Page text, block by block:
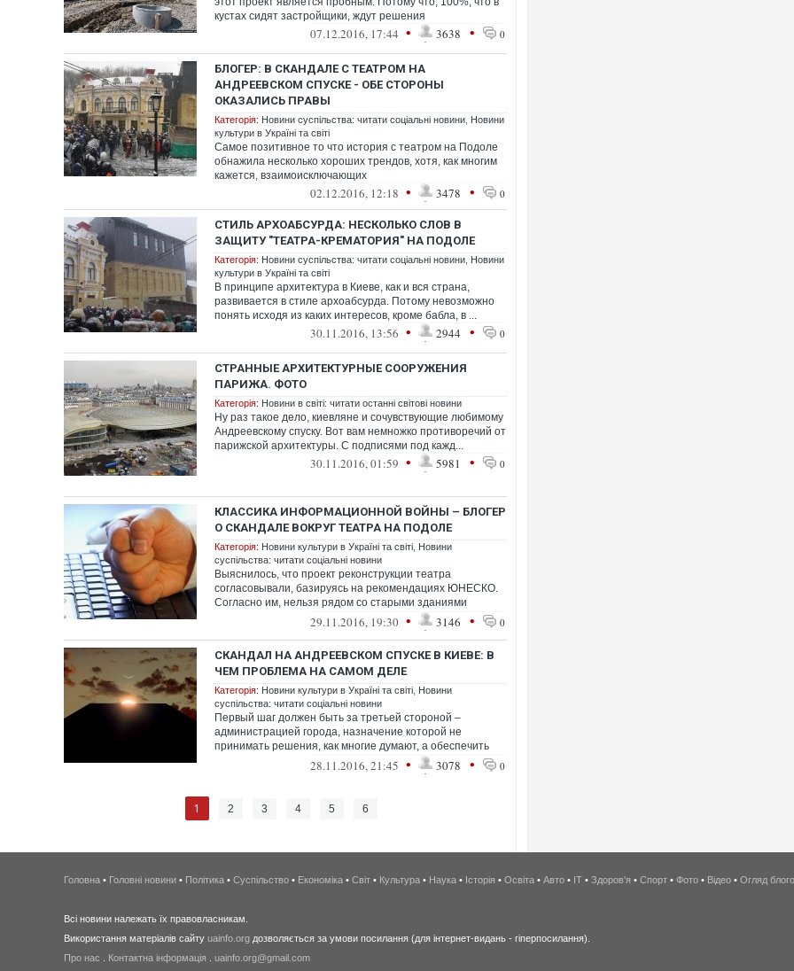
кустах сидят застройщики, ждут решения
07.12.2016, 17:44 • 3638 • 0
БЛОГЕР: В СКАНДАЛЕ С ТЕАТРОМ НА
АНДРЕЕВСКОМ СПУСКЕ - ОБЕ СТОРОНЫ
ОКАЗАЛИСЬ ПРАВЫ
Категорія: Новини суспільства: читати соціальні новини Новини
культури в Україні та світі
Самое позитивное то что история с театром на Подоле
обнажила несколько хороших трендов, хотя, как многим
кажется, взаимоисключающих
02.12.2016, 12:18 • 3478 • 0
СТИЛЬ АРХОАБСУРДА: НЕСКОЛЬКО СЛОВ В
ЗАЩИТУ "ТЕАТРА-КРЕМАТОРИЯ" НА ПОДОЛЕ
Категорія: Новини суспільства: читати соціальні новини Новини
культури в Україні та світі
В принципе архитектура в Киеве, как и вся страна,
развивается в стиле архоабсурда. Потому невозможно
понять исходя из каких интересов, кроме бабла, в ...
30.11.2016, 13:56 • 2944 • 0
СТРАННЫЕ АРХИТЕКТУРНЫЕ СООРУЖЕНИЯ
ПАРИЖА. ФОТО
Категорія: Новини в світі: читати останні світові новини
Ну раз такое дело, киевляне и сочувствующие любимому
Андреевскому спуску. Вот вам немножко противоречий от
парижской архитектуры. С подписями под кажд...
30.11.2016, 01:59 • 5981 • 0
КЛАССИКА ИНФОРМАЦИОННОЙ ВОЙНЫ – БЛОГЕР
О СКАНДАЛЕ ВОКРУГ ТЕАТРА НА ПОДОЛЕ
Категорія: Новини культури в Україні та світі Новини
суспільства: читати соціальні новини
Выяснилось, что проект реконструкции театра
согласовывали, базируясь на рекомендациях ЮНЕСКО.
Согласно им, нельзя рядом со старыми зданиями
29.11.2016, 19:30 • 3146 • 0
СКАНДАЛ НА АНДРЕЕВСКОМ СПУСКЕ В КИЕВЕ: В
ЧЕМ ПРОБЛЕМА НА САМОМ ДЕЛЕ
Категорія: Новини культури в Україні та світі Новини
суспільства: читати соціальні новини
Первый шаг должен быть за третьей стороной –
администрацией города, назначение которой не
принимать решения, как многие думают, а обеспечить
28.11.2016, 21:45 • 3078 • 0
1 2 3 4 5 6
Топпосадовцю
Головна • Головні новини • Політика • Суспільство • Економіка • Світ • Культура • Наука • Історія • Освіта • Авто • IT • Здоров'я • Спорт • Фото • Відео • Огляд
Всі новини належать їх правовласникам.
Використання матеріалів сайту uainfo.org дозволяється за умови посилання (для інтернет-видань - гіперпосилання).
Про нас
Контактна інформація uainfo.org@gmail.com